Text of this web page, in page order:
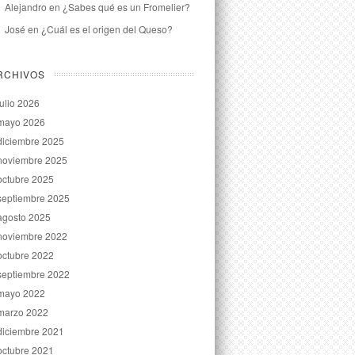
Alejandro en ¿Sabes qué es un Fromelier?
José en ¿Cuál es el origen del Queso?
2026
2026
2025
2025
2025
2025
2025
2022
2022
2022
2022
2022
2021
2021